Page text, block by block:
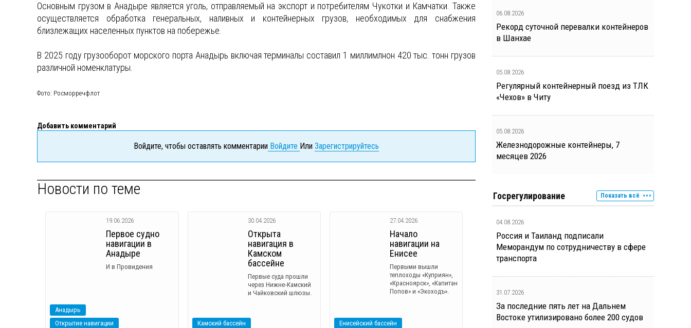
Основным грузом в Анадыре является уголь, отправляемый на экспорт и потребителям Чукотки и Камчатки. Также
осуществляется обработка генеральных, наливных и контейнерных грузов, необходимых для снабжения
близлежащих населенных пунктов на побережье.
В 2025 году грузооборот морского порта Анадырь включая терминалы составил 1 миллимлнон 420 тыс. тонн грузов
различной номенклатуры.
Фото: Росморречфлот
Добавить комментарий
Войдите, чтобы оставлять комментарии Войдите Или Зарегистрируйтесь
Новости по теме
19.06.2026
Первое судно
навигации в
Анадыре
И в Провидения
Анадырь
Открытие навигации
30.04.2026
Открыта
навигация в
Камском
бассейне
Первые суда прошли
через Нижне‑Камский
и Чайковский шлюзы.
Камский бассейн
27.04.2026
Начало
навигации на
Енисее
Первыми вышли
теплоходы «Куприян»,
«Красноярск», «Капитан
Попов» и «Экоходъ».
Енисейский бассейн
06.08.2026
Рекорд суточной перевалки контейнеров
в Шанхае
05.08.2026
Регулярный контейнерный поезд из ТЛК
«Чехов» в Читу
05.08.2026
Железнодорожные контейнеры, 7
месяцев 2026
Госрегулирование Показать всё
04.08.2026
Россия и Таиланд подписали
Меморандум по сотрудничеству в сфере
транспорта
31.07.2026
За последние пять лет на Дальнем
Востоке утилизировано более 200 судов